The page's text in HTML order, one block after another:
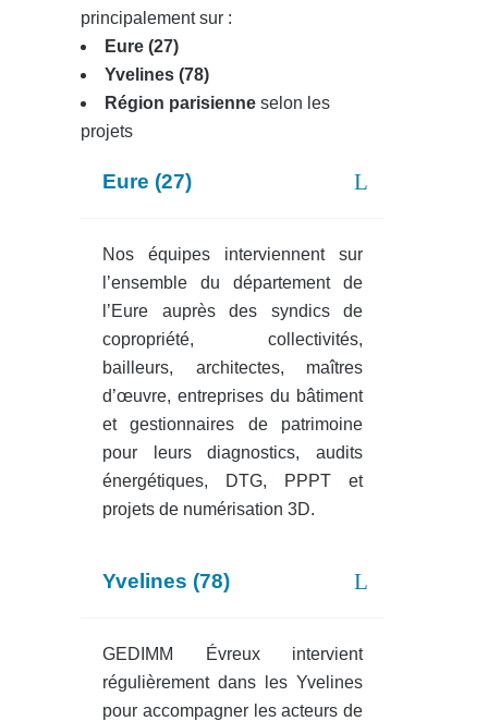
principalement sur :
Eure (27)
Yvelines (78)
Région parisienne selon les
projets
Eure (27)
Nos équipes interviennent sur
l’ensemble du département de
l’Eure auprès des syndics de
copropriété, collectivités,
bailleurs, architectes, maîtres
d’œuvre, entreprises du bâtiment
et gestionnaires de patrimoine
pour leurs diagnostics, audits
énergétiques, DTG, PPPT et
projets de numérisation 3D.
Yvelines (78)
GEDIMM Évreux intervient
régulièrement dans les Yvelines
pour accompagner les acteurs de